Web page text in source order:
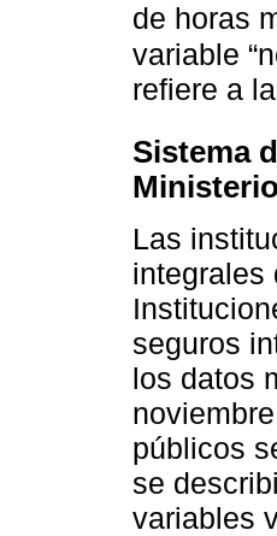
de horas
variable
refiere a
Sistema
Las
integrales
seguros
los datos
públicos
se
variables